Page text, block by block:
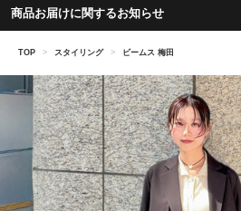
商品お届けに関するお知らせ
TOP > スタイリング > ビームス 梅田